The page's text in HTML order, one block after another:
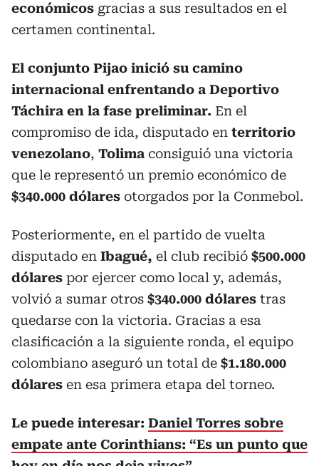
económicos gracias a sus resultados en el
certamen continental.
El conjunto Pijao inició su camino
internacional enfrentando a Deportivo
Táchira en la fase preliminar. En el
compromiso de ida, disputado en territorio
venezolano, Tolima consiguió una victoria
que le representó un premio económico de
$340.000 dólares otorgados por la Conmebol.
Posteriormente, en el partido de vuelta
disputado en Ibagué, el club recibió $500.000
dólares por ejercer como local y, además,
volvió a sumar otros $340.000 dólares tras
quedarse con la victoria. Gracias a esa
clasificación a la siguiente ronda, el equipo
colombiano aseguró un total de $1.180.000
dólares en esa primera etapa del torneo.
Le puede interesar: Daniel Torres sobre
empate ante Corinthians: “Es un punto que